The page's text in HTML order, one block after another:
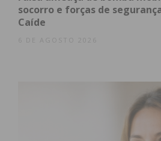
socorro e forças de
Caíde
6 DE AGOSTO 2026